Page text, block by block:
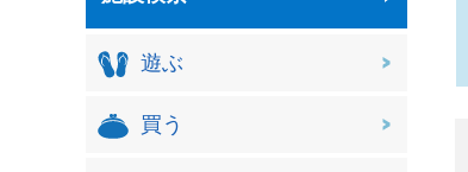
遊ぶ
買う